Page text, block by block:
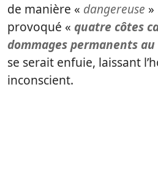
de manière « dangereuse
provoqué « quatre côtes
dommages permanents
se serait enfuie, laissant
inconscient.